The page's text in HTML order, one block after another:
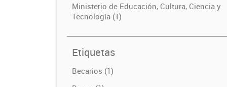
Ministerio de Educación, Cultura, Ciencia y
Tecnología (1)
Etiquetas
Becarios (1)